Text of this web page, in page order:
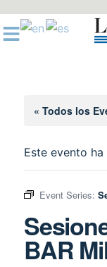
al
contenido
« Todos los
Este evento ha
Event Series:
BAR